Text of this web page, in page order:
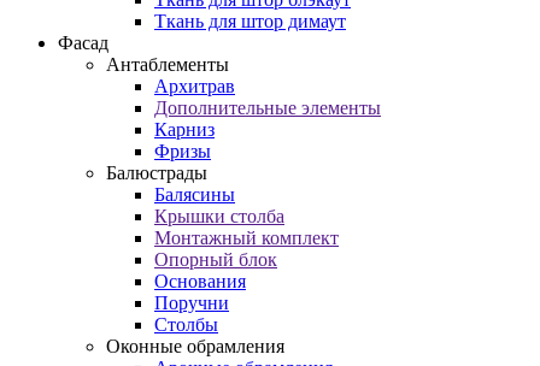
Ткань для штор димаут
Фасад
Антаблементы
Архитрав
Дополнительные элементы
Карниз
Фризы
Балюстрады
Балясины
Крышки столба
Монтажный комплект
Опорный блок
Основания
Поручни
Столбы
Оконные обрамления